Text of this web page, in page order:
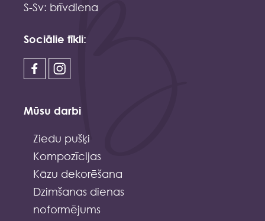
S-Sv: brīvdiena
Sociālie tīkli:
Mūsu darbi
Ziedu pušķi
Kompozīcijas
Kāzu dekorēšana
Dzimšanas dienas
noformējums